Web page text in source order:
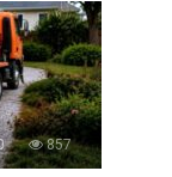
857